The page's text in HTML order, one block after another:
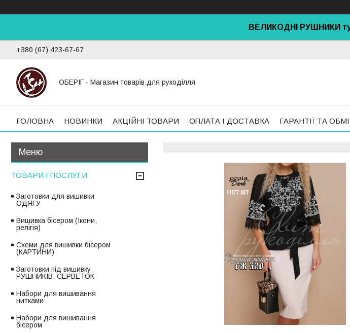
ВЕЛИКОДНІ РУШНИКИ
+380 (67) 423-67-67
ОБЕРІГ - Магазин товарів для рукоділля
ГОЛОВНА НОВИНКИ АКЦІЙНІ ТОВАРИ ОПЛАТА І ДОСТАВКА ГАРАНТІЇ ТА
ТОВАРИ І ПОСЛУГИ
Заготовки для вишивки
ОДЯГУ
Вишивка бісером (Ікони,
релігія)
Схеми для вишивки бісером
(КАРТИНИ)
Заготовки під вишивку
РУШНИКІВ, СЕРВЕТОК
Набори для вишивання
нитками
Набори для вишивання
бісером